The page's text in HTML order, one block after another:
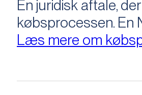
En juridisk aftale,
købsprocessen​​. En
Læs mere om